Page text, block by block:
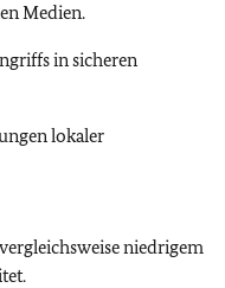
Medien.
in sicheren
lokaler
niedrigem